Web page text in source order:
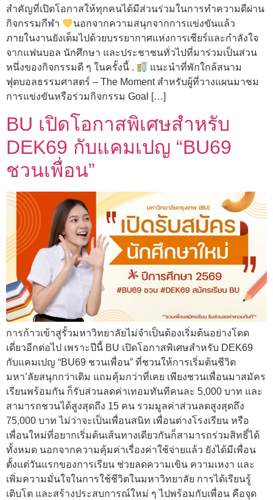
สำคัญที่เปิดโอกาสให้ทุกคนได้มีส่วนร่วมในการทำความดีผ่าน
กิจกรรมกีฬา
นอกจากความสนุกจากการแข่งขันแล้ว
ภายในงานยังเต็มไปด้วยบรรยากาศแห่งการเชียร์และกำลังใจ
จากแฟนบอล นักศึกษา และประชาชนทั่วไปที่มาร่วมเป็นส่วน
หนึ่งของกิจกรรมดี ๆ ในครั้งนี้ .
แนะนำที่พักใกล้สนาม
ฟุตบอลธรรมศาสตร์ – The Moment สำหรับผู้ที่วางแผนมาชม
การแข่งขันหรือร่วมกิจกรรม Goal […]
BU เปิดโอกาสพิเศษสำหรับ
DEK69 กับแคมเปญ “BU69
ชวนเพื่อน”
การก้าวเข้าสู่รั้วมหาวิทยาลัยไม่จำเป็นต้องเริ่มต้นอย่างโดด
เดี่ยวอีกต่อไป เพราะปีนี้ BU เปิดโอกาสพิเศษสำหรับ DEK69
กับแคมเปญ “BU69 ชวนเพื่อน” ที่ชวนให้การเริ่มต้นชีวิต
มหา’ลัยสนุกกว่าเดิม แถมคุ้มกว่าที่เคย เพียงชวนเพื่อนมาสมัคร
เรียนพร้อมกัน ก็รับส่วนลดค่าเทอมทันทีคนละ 5,000 บาท และ
สามารถชวนได้สูงสุดถึง 15 คน รวมมูลค่าส่วนลดสูงสุดถึง
75,000 บาท ไม่ว่าจะเป็นเพื่อนสนิท เพื่อนต่างโรงเรียน หรือ
เพื่อนใหม่ที่อยากเริ่มต้นเส้นทางเดียวกันก็สามารถร่วมสิทธิ์ได้
ทั้งหมด นอกจากความคุ้มค่าเรื่องค่าใช้จ่ายแล้ว ยังได้มีเพื่อน
ตั้งแต่วันแรกของการเรียน ช่วยลดความเขิน ความเหงา และ
เพิ่มความมั่นใจในการใช้ชีวิตในมหาวิทยาลัย การได้เรียนรู้
เติบโต และสร้างประสบการณ์ใหม่ ๆ ไปพร้อมกับเพื่อน คือจุด